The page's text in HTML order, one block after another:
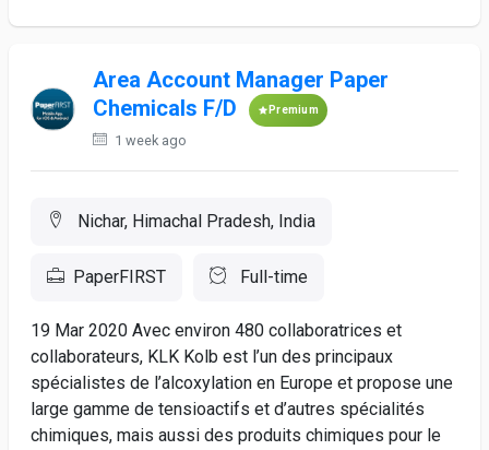
Area Account Manager Paper
Chemicals F/D
Premium
1 week ago
Nichar, Himachal Pradesh, India
PaperFIRST Full-time
19 Mar 2020 Avec environ 480 collaboratrices et
collaborateurs, KLK Kolb est l’un des principaux
spécialistes de l’alcoxylation en Europe et propose une
large gamme de tensioactifs et d’autres spécialités
chimiques, mais aussi des produits chimiques pour le